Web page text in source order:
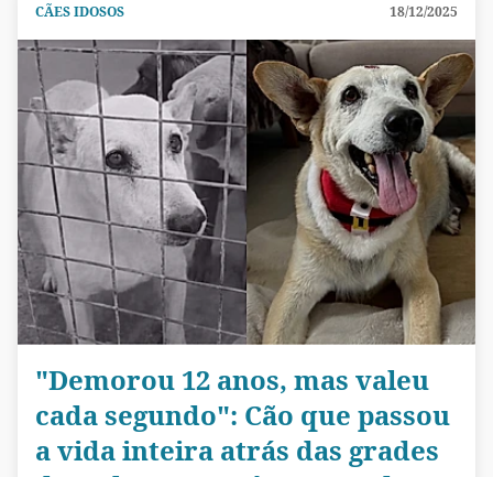
CÃES IDOSOS 18/12/2025
"Demorou 12 anos, mas valeu
cada segundo": Cão que passou
a vida inteira atrás das grades